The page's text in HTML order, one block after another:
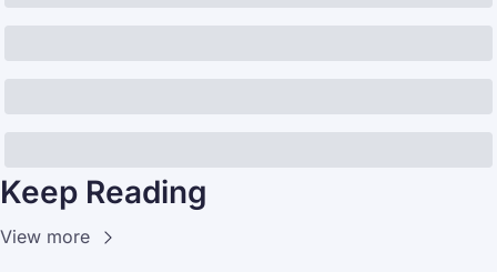
Keep Reading
View more